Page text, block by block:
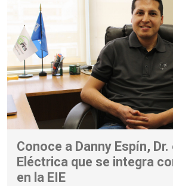
Conoce a Danny Espín,
Eléctrica que se integra
en la EIE